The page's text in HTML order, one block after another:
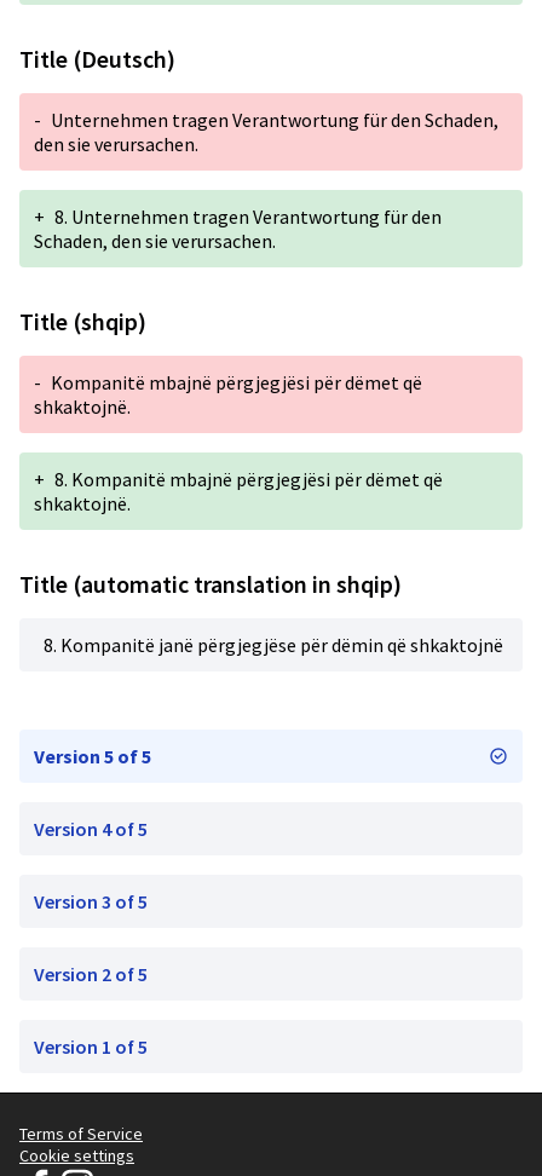
Title (Deutsch)
- Unternehmen tragen Verantwortung für den Schaden,
den sie verursachen.
+ 8. Unternehmen tragen Verantwortung für den
Schaden, den sie verursachen.
Title (shqip)
- Kompanitë mbajnë përgjegjësi për dëmet që
shkaktojnë.
+ 8. Kompanitë mbajnë përgjegjësi për dëmet që
shkaktojnë.
Title (automatic translation in shqip)
8. Kompanitë janë përgjegjëse për dëmin që shkaktojnë
Version 5 of 5
Version 4 of 5
Version 3 of 5
Version 2 of 5
Version 1 of 5
Terms of Service
Cookie settings